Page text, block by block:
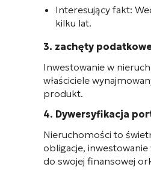
Interesujący fakt:
kilku lat.
3. zachęty
Inwestowanie w
właściciele
produkt.
4. Dywersyfikacja
Nieruchomości to
obligacje,
do swojej finansowej